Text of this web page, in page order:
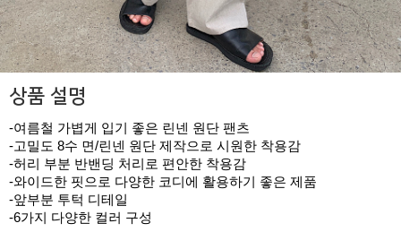
상품 설명
-여름철 가볍게 입기 좋은 린넨 원단 팬츠
-고밀도 8수 면/린넨 원단 제작으로 시원한 착용감
-허리 부분 반밴딩 처리로 편안한 착용감
-와이드한 핏으로 다양한 코디에 활용하기 좋은 제품
-앞부분 투턱 디테일
-6가지 다양한 컬러 구성